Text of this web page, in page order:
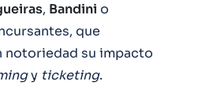
, Bandini o
que
su impacto
y ticketing.